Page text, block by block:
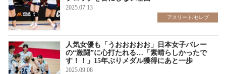
2025.07.13
アスリート/セレブ
人気女優も「うおおおおお」日本女子バレー
の“激闘”に心打たれる…「素晴らしかったで
す！！」15年ぶりメダル獲得にあと一歩
2025.09.08